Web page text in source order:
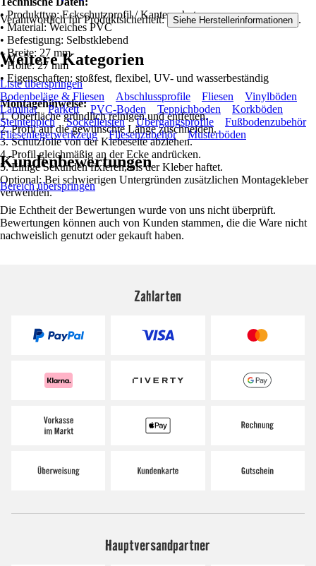
• Produkttyp: Eckschutzprofil / Kantenschutz
• Material: Weiches PVC
• Befestigung: Selbstklebend
• Breite: 27 mm
• Höhe: 27 mm
• Eigenschaften: stoßfest, flexibel, UV- und wasserbeständig
Montagehinweise:
1. Oberfläche gründlich reinigen und entfetten.
2. Profil auf die gewünschte Länge zuschneiden.
3. Schutzfolie von der Klebeseite abziehen.
4. Profil gleichmäßig an der Ecke andrücken.
5. Einige Sekunden fixieren, bis der Kleber haftet.
Optional: Bei schwierigen Untergründen zusätzlichen Montagekleber
verwenden.
Verantwortlich für Produktsicherheit: Siehe Herstellerinformationen .
Weitere Kategorien
Liste überspringen
Bodenbeläge & Fliesen
Abschlussprofile Fliesen
Vinylböden
Laminat
Parkett PVC-Boden Teppichboden
Korkböden
Steinteppich
Sockelleisten Übergangsprofile
Fußbodenzubehör
Fliesenlegerwerkzeug
Fliesenzubehör Musterböden
Kundenbewertungen
Bereich überspringen
Die Echtheit der Bewertungen wurde von uns nicht überprüft.
Bewertungen können auch von Kunden stammen, die die Ware nicht
nachweislich genutzt oder gekauft haben.
Zahlarten
Hauptversandpartner